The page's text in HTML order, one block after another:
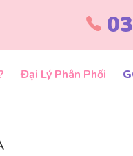
Đại Lý Phân Phối